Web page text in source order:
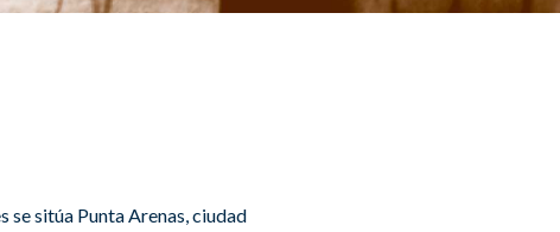
se sitúa Punta Arenas, ciudad